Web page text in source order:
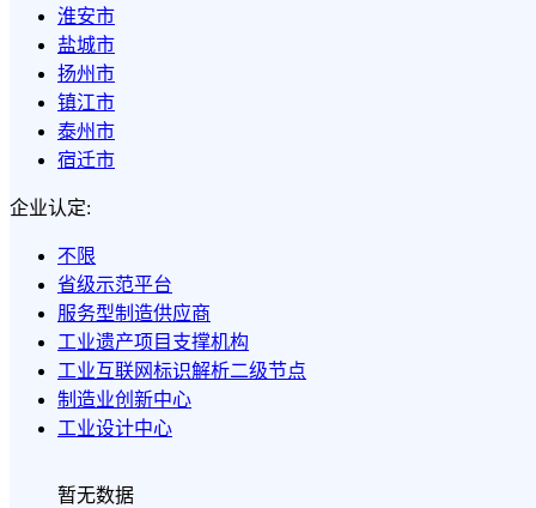
淮安市
盐城市
扬州市
镇江市
泰州市
宿迁市
企业认定:
不限
省级示范平台
服务型制造供应商
工业遗产项目支撑机构
工业互联网标识解析二级节点
制造业创新中心
工业设计中心
暂无数据